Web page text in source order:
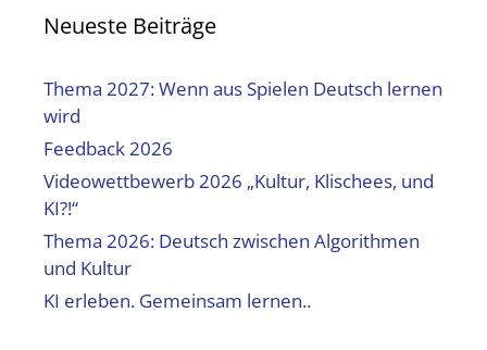
Neueste Beiträge
Thema 2027: Wenn aus Spielen Deutsch lernen
wird
Feedback 2026
Videowettbewerb 2026 „Kultur, Klischees, und
KI?!“
Thema 2026: Deutsch zwischen Algorithmen
und Kultur
KI erleben. Gemeinsam lernen..